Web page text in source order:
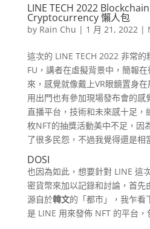
LINE TECH 2022
Cryptocurrency 懶人包
by Rain Chu | 1 月 21, 2022|
這次的 LINE TECH 2022 非常
FU，講者在虛擬背景中，簡報
來，感覺就像戴上VR眼鏡置身
用出門也有參加現場發布會的感
直播平台，技術和未來感十足
枚NFT的抽獎活動美中不足，因
了很多民怨，不過我覺得還是相
DOSI
也因為如此，想要針對 LINE 這
密貨幣來加以記錄和討論，首先
源自於韓文的「都市」，我乍看
是 LINE 用來發佈 NFT 的平台